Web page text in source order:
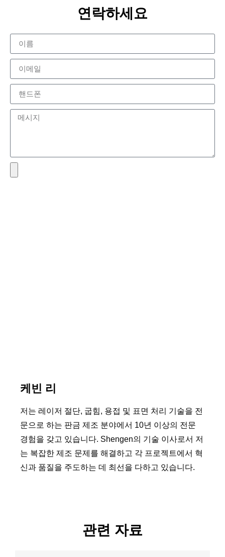
연락하세요
케빈 리
저는 레이저 절단, 굽힘, 용접 및 표면 처리 기술을 전
문으로 하는 판금 제조 분야에서 10년 이상의 전문
경험을 갖고 있습니다. Shengen의 기술 이사로서 저
는 복잡한 제조 문제를 해결하고 각 프로젝트에서 혁
신과 품질을 주도하는 데 최선을 다하고 있습니다.
관련 자료